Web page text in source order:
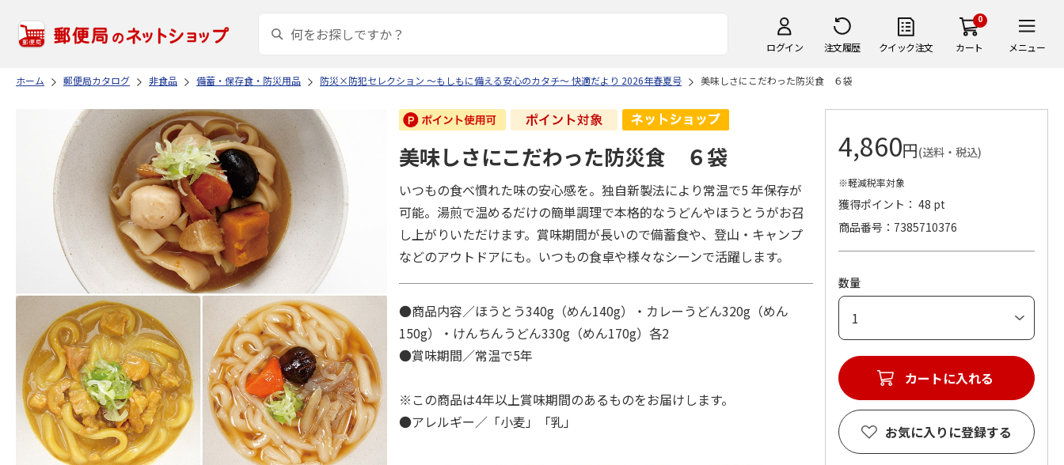
ログイン 注文履歴 クイック注文
0
カート メニュー
ホーム 郵便局カタログ 非食品 備蓄・保存食・防災用品 防災×防犯セレクション ～もしもに備える安心のカタチ～ 快適だより 2026年春夏号 美味しさにこだわった防災食 ６袋
美味しさにこだわった防災食 ６袋
いつもの食べ慣れた味の安心感を。独自新製法により常温で5 年保存が
可能。湯煎で温めるだけの簡単調理で本格的なうどんやほうとうがお召
し上がりいただけます。賞味期間が長いので備蓄食や、登山・キャンプ
などのアウトドアにも。いつもの食卓や様々なシーンで活躍します。
●商品内容／ほうとう340g（めん140g）・カレーうどん320g（めん
150g）・けんちんうどん330g（めん170g）各2
●賞味期間／常温で5年
※この商品は4年以上賞味期間のあるものをお届けします。
●アレルギー／「小麦」「乳」
4,860円(送料・税込)
※軽減税率対象
獲得ポイント： 48 pt
商品番号
7385710376
数量
カートに入れる
お気に入りに登録する